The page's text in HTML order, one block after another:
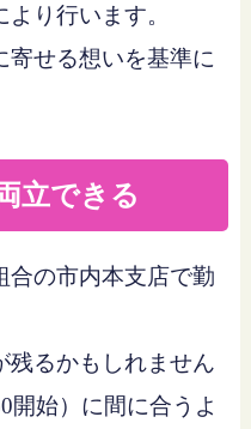
り行います。
寄せる想いを基準に
立できる
合の市内本支店で勤
残るかもしれません
開始）に間に合うよ